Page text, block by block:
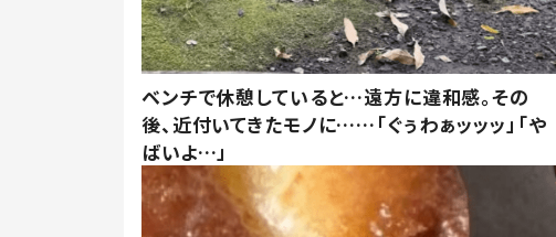
ベンチで休憩していると…遠方に違和感。その
後、近付いてきたモノに……「ぐぅわぁッッッ」「や
ばいよ…」